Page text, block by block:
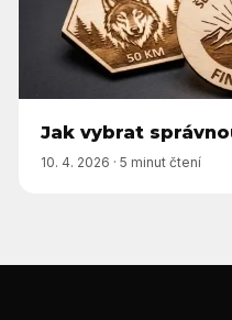
Jak vybrat
10. 4. 2026 · 5 minut čtení